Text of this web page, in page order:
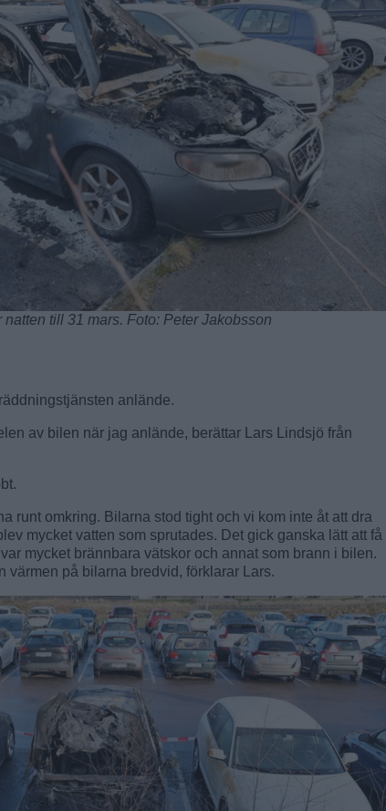
till 31 mars. Foto: Peter Jakobsson
anlände.
av bilen när jag anlände, berättar Lars Lindsjö från
runt omkring. Bilarna stod tight och vi kom inte åt att dra
mycket vatten som sprutades. Det gick ganska lätt att få
mycket brännbara vätskor och annat som brann i bilen.
värmen på bilarna bredvid, förklarar Lars.